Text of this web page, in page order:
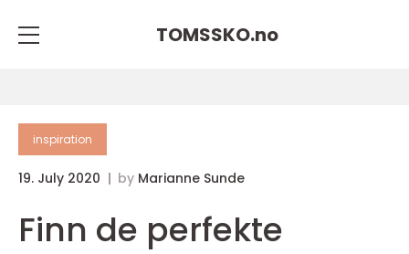
TOMSSKO.no
inspiration
19. July 2020 by Marianne Sunde
Finn de perfekte